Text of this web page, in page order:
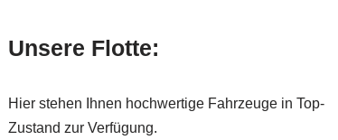
Unsere Flotte:
Hier stehen Ihnen hochwertige Fahrzeuge in Top-
Zustand zur Verfügung.